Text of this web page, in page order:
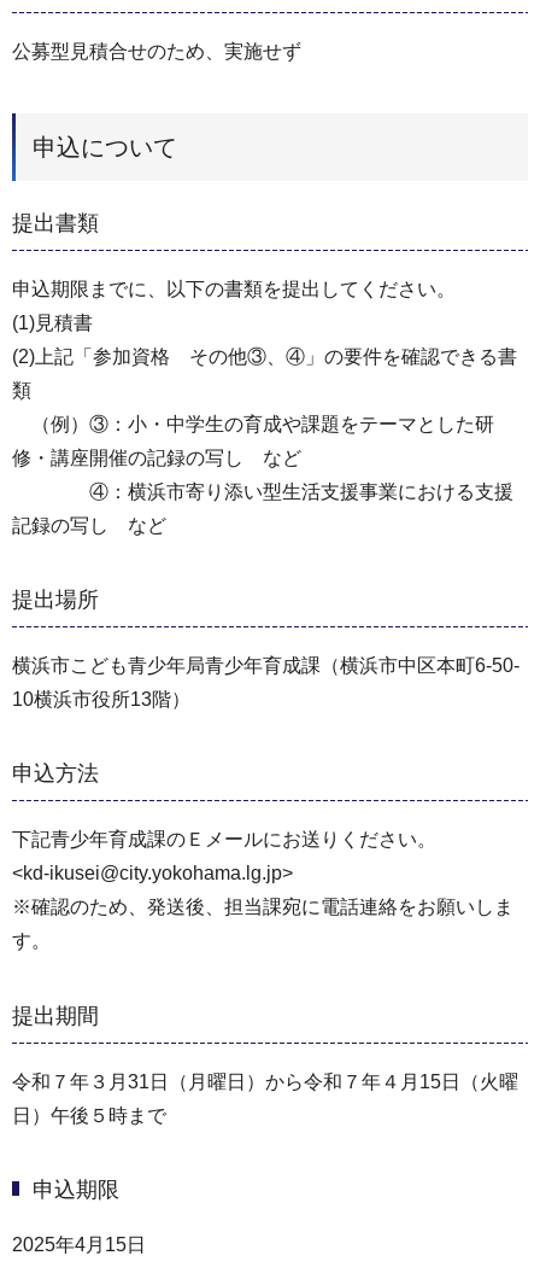
公募型見積合せのため、実施せず
申込について
提出書類
申込期限までに、以下の書類を提出してください。
(1)見積書
(2)上記「参加資格 その他③、④」の要件を確認できる書
類
（例）③：小・中学生の育成や課題をテーマとした研
修・講座開催の記録の写し など
④：横浜市寄り添い型生活支援事業における支援
記録の写し など
提出場所
横浜市こども青少年局青少年育成課（横浜市中区本町6-50-
10横浜市役所13階）
申込方法
下記青少年育成課のＥメールにお送りください。
<kd-ikusei@city.yokohama.lg.jp>
※確認のため、発送後、担当課宛に電話連絡をお願いしま
す。
提出期間
令和７年３月31日（月曜日）から令和７年４月15日（火曜
日）午後５時まで
申込期限
2025年4月15日